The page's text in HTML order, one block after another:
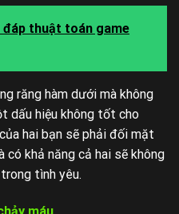
đáp thuật toán game
răng hàm dưới mà không
dấu hiệu không tốt cho
hai bạn sẽ phải đối mặt
khả năng cả hai sẽ không
tình yêu.